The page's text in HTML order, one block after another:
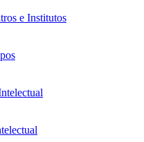
e Institutos